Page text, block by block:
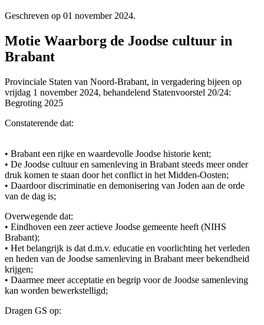
Geschreven op 01 november 2024.
Motie Waarborg de Joodse cultuur in
Brabant
Provinciale Staten van Noord-Brabant, in vergadering bijeen op
vrijdag 1 november 2024, behandelend Statenvoorstel 20/24:
Begroting 2025
Constaterende dat:
• Brabant een rijke en waardevolle Joodse historie kent;
• De Joodse cultuur en samenleving in Brabant steeds meer onder
druk komen te staan door het conflict in het Midden-Oosten;
• Daardoor discriminatie en demonisering van Joden aan de orde
van de dag is;
Overwegende dat:
• Eindhoven een zeer actieve Joodse gemeente heeft (NIHS
Brabant);
• Het belangrijk is dat d.m.v. educatie en voorlichting het verleden
en heden van de Joodse samenleving in Brabant meer bekendheid
krijgen;
• Daarmee meer acceptatie en begrip voor de Joodse samenleving
kan worden bewerkstelligd;
Dragen GS op: